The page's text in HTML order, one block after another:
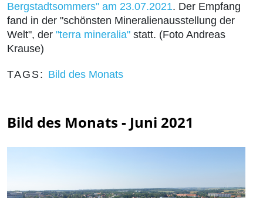
Bergstadtsommers" am 23.07.2021. Der Empfang
fand in der "schönsten Mineralienausstellung der
Welt", der "terra mineralia" statt. (Foto Andreas
Krause)
TAGS: Bild des Monats
Bild des Monats - Juni 2021